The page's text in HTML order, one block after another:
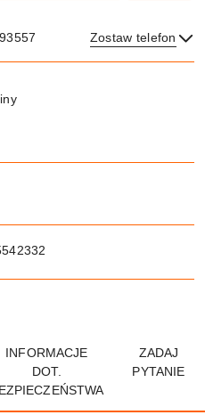
Zostaw telefon
INFORMACJE
DOT.
ZADAJ
PYTANIE